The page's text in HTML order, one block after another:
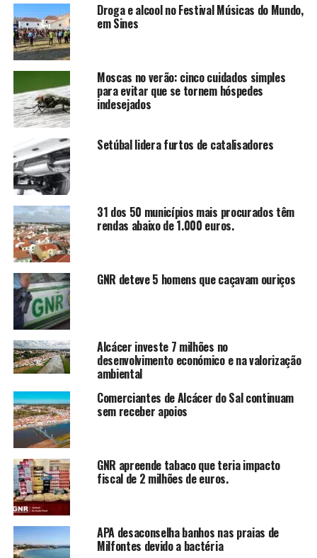
Droga e alcool no Festival Músicas do Mundo,
em Sines
Moscas no verão: cinco cuidados simples
para evitar que se tornem hóspedes
indesejados
Setúbal lidera furtos de catalisadores
31 dos 50 municípios mais procurados têm
rendas abaixo de 1.000 euros.
GNR deteve 5 homens que caçavam ouriços
Alcácer investe 7 milhões no
desenvolvimento económico e na valorização
ambiental
Comerciantes de Alcácer do Sal continuam
sem receber apoios
GNR apreende tabaco que teria impacto
fiscal de 2 milhões de euros.
APA desaconselha banhos nas praias de
Milfontes devido a bactéria